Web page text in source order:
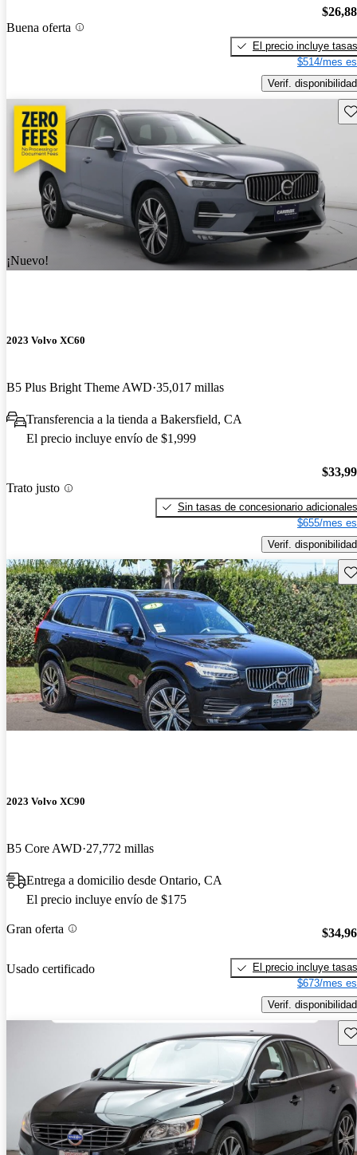
Buena oferta
El precio incluye tasas
$514/mes
Verif. disponibilidad
¡Nuevo!
2023 Volvo XC60
B5 Plus Bright Theme AWD 35,017 millas
Transferencia a la tienda a Bakersfield, CA
El precio incluye envío de $1,999
Trato justo
Sin tasas de concesionario adicionales
$655/mes
Verif. disponibilidad
2023 Volvo XC90
B5 Core AWD 27,772 millas
Entrega a domicilio desde Ontario, CA
El precio incluye envío de $175
Gran oferta
Usado certificado
El precio incluye tasas
$673/mes
Verif. disponibilidad